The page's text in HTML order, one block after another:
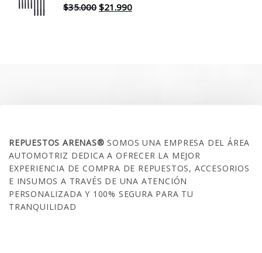
$30.000.$17.990.
$35.000 El
$21.990El
REPUESTOS ARENAS®SOMOS UNA EMPRESA DEL ÁREA
AUTOMOTRIZ DEDICA A OFRECER LA MEJOR
EXPERIENCIA DE COMPRA DE REPUESTOS, ACCESORIOS
E INSUMOS A TRAVÉS DE UNA ATENCIÓN
PERSONALIZADA Y 100% SEGURA PARA TU
TRANQUILIDAD